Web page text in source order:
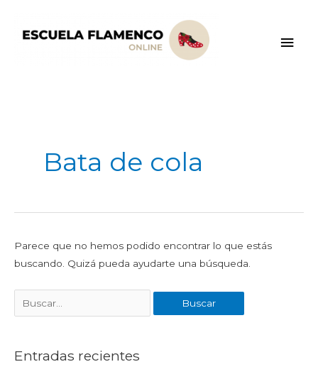
contenido
Bata de cola
Parece que no hemos podido encontrar lo que estás
buscando. Quizá pueda ayudarte una búsqueda.
Entradas recientes